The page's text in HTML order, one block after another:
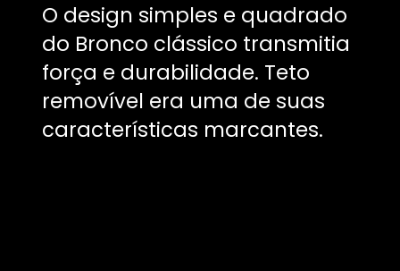
O design simples e quadrado
do Bronco clássico transmitia
força e durabilidade. Teto
removível era uma de suas
características marcantes.